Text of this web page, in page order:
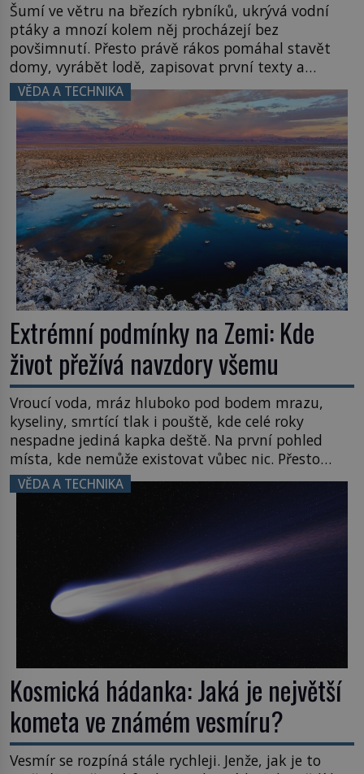
Šumí ve větru na březích rybníků, ukrývá vodní
ptáky a mnozí kolem něj procházejí bez
povšimnutí. Přesto právě rákos pomáhal stavět
domy, vyrábět lodě, zapisovat první texty a
inspiroval řadu pověstí. Tato skromná, ale
užitečná rostlina provází člověka už tisíce let.
Většina lidí vnímá rákos jen jako obyčejnou kulisu
letního koupání. Stačí se však podívat […]
VĚDA A TECHNIKA
Extrémní podmínky na Zemi: Kde
život přežívá navzdory všemu
Vroucí voda, mráz hluboko pod bodem mrazu,
kyseliny, smrtící tlak i pouště, kde celé roky
nespadne jediná kapka deště. Na první pohled
místa, kde nemůže existovat vůbec nic. Přesto
právě tady vědci objevují organismy, které
posouvají hranice života. Každý nový nález mění
napovídá, kde bychom jednou […]
VĚDA A TECHNIKA
Kosmická hádanka: Jaká je největší
kometa ve známém vesmíru?
Vesmír se rozpíná stále rychleji. Jenže, jak je to